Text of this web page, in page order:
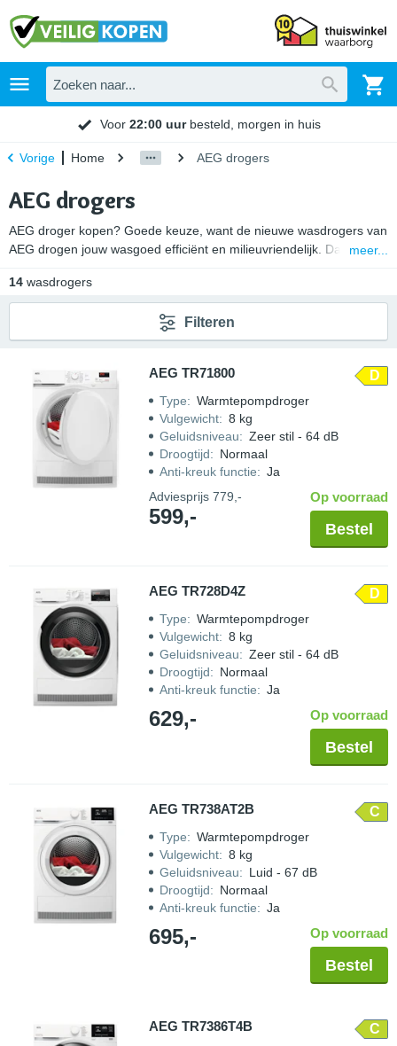
Voor 22:00 uurbesteld, morgen in huis
Vorige Home AEG drogers
AEG drogers
AEG droger kopen? Goede keuze, want de nieuwe wasdrogers van
AEG drogen jouw wasgoed efficiënt en milieuvriendelijk. Daarnaast
zonder impact op het droogresultaat. Wat je ook droogt, een AEG
wasdroger laat kleding, handdoeken en dekbedovertrekken
geweldig aanvoelen. Koop jouw nieuwe droogautomaat van AEG
hier voor de laagste prijs.
meer...
14 wasdrogers
Filteren
AEG TR71800 D
Type: Warmtepompdroger
Vulgewicht: 8 kg
Geluidsniveau: Zeer stil - 64 dB
Droogtijd: Normaal
Anti-kreuk functie: Ja
Adviesprijs 779,-
599,-
Op voorraad
Bestel
AEG TR728D4Z D
Type: Warmtepompdroger
Vulgewicht: 8 kg
Geluidsniveau: Zeer stil - 64 dB
Droogtijd: Normaal
Anti-kreuk functie: Ja
629,- Op voorraad
Bestel
AEG TR738AT2B C
Type: Warmtepompdroger
Vulgewicht: 8 kg
Geluidsniveau: Luid - 67 dB
Droogtijd: Normaal
Anti-kreuk functie: Ja
695,- Op voorraad
Bestel
AEG TR7386T4B C